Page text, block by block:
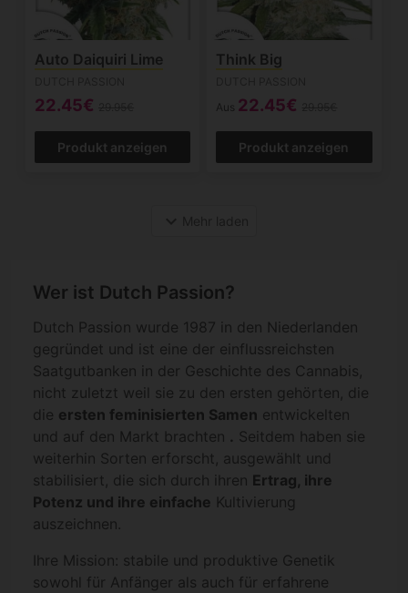
Auto Daiquiri Lime
22.45€
Produkt anzeigen
Think Big
Aus 22.45€
Produkt anzeigen
Wer ist Dutch Passion?
Dutch Passion wurde 1987 in den Niederlanden
gegründet und ist eine der einflussreichsten
Saatgutbanken in der Geschichte des Cannabis,
nicht zuletzt weil sie zu den ersten gehörten, die
die ersten feminisierten Samen entwickelten
und auf den Markt brachten . Seitdem haben sie
weiterhin Sorten erforscht, ausgewählt und
stabilisiert, die sich durch ihren Ertrag, ihre
Potenz und ihre einfache Kultivierung
auszeichnen.
Ihre Mission: stabile und produktive Genetik
sowohl für Anfänger als auch für erfahrene